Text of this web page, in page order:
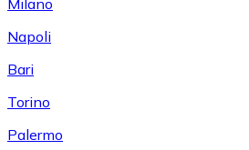
Milano
Napoli
Bari
Torino
Palermo